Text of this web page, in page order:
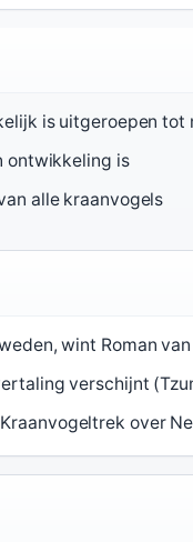
is uitgeroepen tot
ontwikkeling is
alle kraanvogels
wint Roman
verschijnt
over